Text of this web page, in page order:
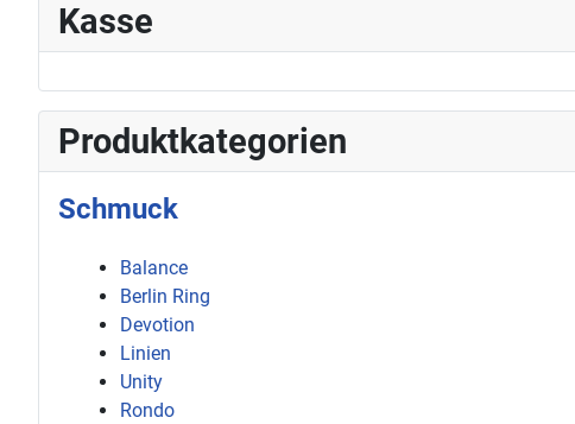
Kasse
Produktkategorien
Schmuck
Balance
Berlin Ring
Devotion
Linien
Unity
Rondo